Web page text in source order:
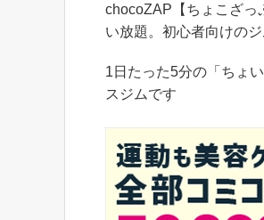
chocoZAP【ちょこざっ
い放題。初心者向けの
1日たった5分の「ちょ
スジムです